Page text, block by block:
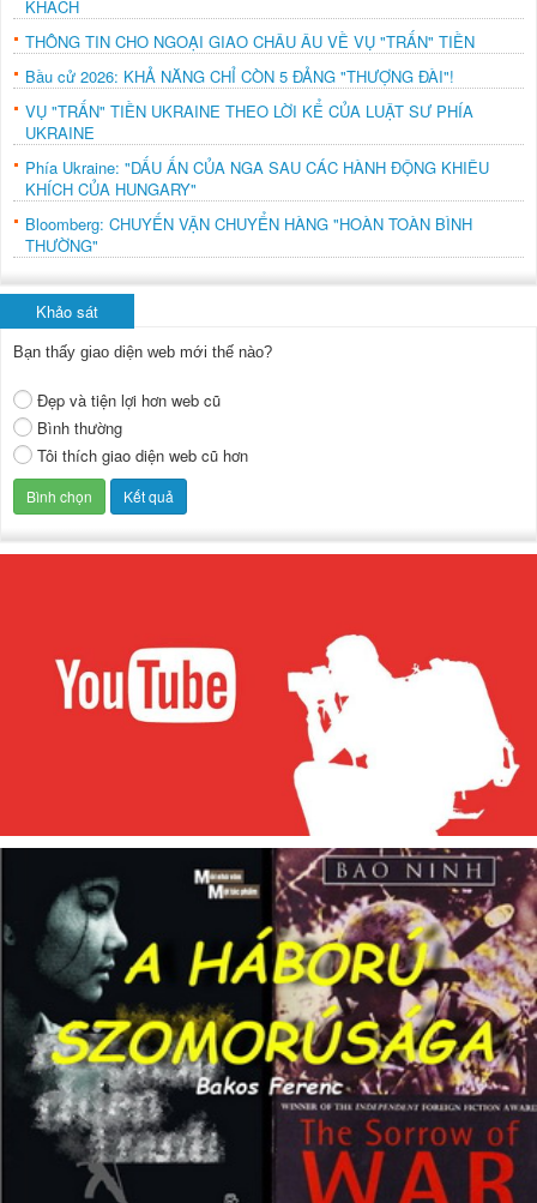
KHÁCH
THÔNG TIN CHO NGOẠI GIAO CHÂU ÂU VỀ VỤ "TRẤN" TIỀN
Bầu cử 2026: KHẢ NĂNG CHỈ CÒN 5 ĐẢNG "THƯỢNG ĐÀI"!
VỤ "TRẤN" TIỀN UKRAINE THEO LỜI KỂ CỦA LUẬT SƯ PHÍA
UKRAINE
Phía Ukraine: "DẤU ẤN CỦA NGA SAU CÁC HÀNH ĐỘNG KHIÊU
KHÍCH CỦA HUNGARY"
Bloomberg: CHUYẾN VẬN CHUYỂN HÀNG "HOÀN TOÀN BÌNH
THƯỜNG"
Khảo sát
Bạn thấy giao diện web mới thế nào?
Đẹp và tiện lợi hơn web cũ
Bình thường
Tôi thích giao diện web cũ hơn